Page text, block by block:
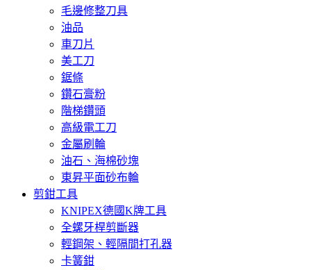
毛邊修整刀具
油品
車刀片
美工刀
鋸條
鑽石膏粉
階梯鑽頭
高級電工刀
金屬刷輪
油石、海棉砂塊
東昇平面砂布輪
剪鉗工具
KNIPEX德國K牌工具
全螺牙桿剪斷器
輕鋼架、輕隔間打孔器
卡簧鉗